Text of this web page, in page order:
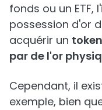
fonds ou un ETF,
possession d'or
acquérir un token
par de l'or
Cependant, il
exemple, bien